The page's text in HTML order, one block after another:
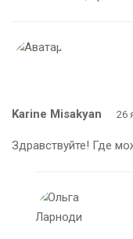
Karine Misakyan 26
Здравствуйте! Где